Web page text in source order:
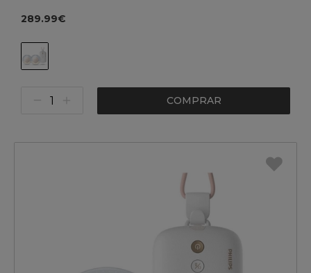
289.99€
COMPRAR